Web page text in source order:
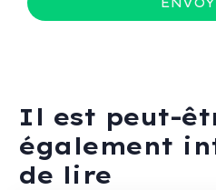
Il est peut-
également
de lire